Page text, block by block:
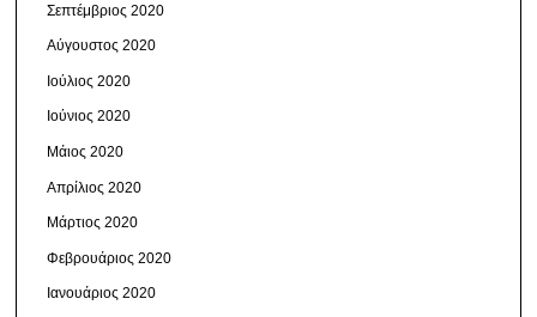
Σεπτέμβριος 2020
Αύγουστος 2020
Ιούλιος 2020
Ιούνιος 2020
Μάιος 2020
Απρίλιος 2020
Μάρτιος 2020
Φεβρουάριος 2020
Ιανουάριος 2020